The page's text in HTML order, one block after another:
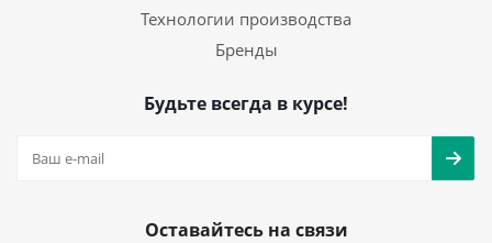
Технологии производства
Бренды
Будьте всегда в курсе!
Оставайтесь на связи